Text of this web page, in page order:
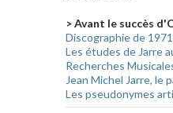
> Avant le succès
Discographie de
Les études de Jarre
Recherches
Jean Michel Jarre, le
Les pseudonymes